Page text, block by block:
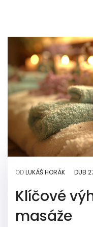
ODLUKÁŠ HORÁK DUB
Klíčové
masáže